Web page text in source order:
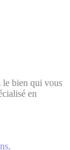
le bien qui vous
en
.